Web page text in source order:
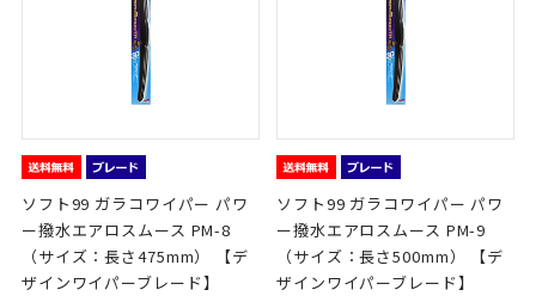
ソフト99 ガラコワイパー パワ
ー撥水エアロスムース PM-8
（サイズ：長さ475mm） 【デ
ザインワイパーブレード】
ソフト99 ガラコワイパー パワ
ー撥水エアロスムース PM-9
（サイズ：長さ500mm） 【デ
ザインワイパーブレード】